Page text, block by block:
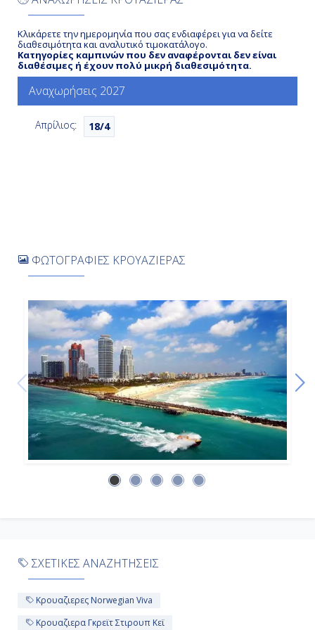
-
Γκρέϊτ Στίρουπ Κέϊ, Μπαχάμες
Αποβίβαση
Κλικάρετε την ημερομηνία που σας ενδιαφέρει για να δείτε
διαθεσιμότητα και αναλυτικό τιμοκατάλογο.
Κατηγορίες καμπινών που δεν αναφέρονται δεν είναι
διαθέσιμες ή έχουν πολύ μικρή διαθεσιμότητα.
Αναχωρήσεις 2027
Απρίλιος: 18/4
ΦΩΤΟΓΡΑΦΙΕΣ ΚΡΟΥΑΖΙΕΡΑΣ
ΣΧΕΤΙΚΕΣ ΑΝΑΖΗΤΗΣΕΙΣ
Κρουαζιερες Norwegian Viva
Κρουαζιερα Γκρεϊτ Στιρουπ Κεϊ